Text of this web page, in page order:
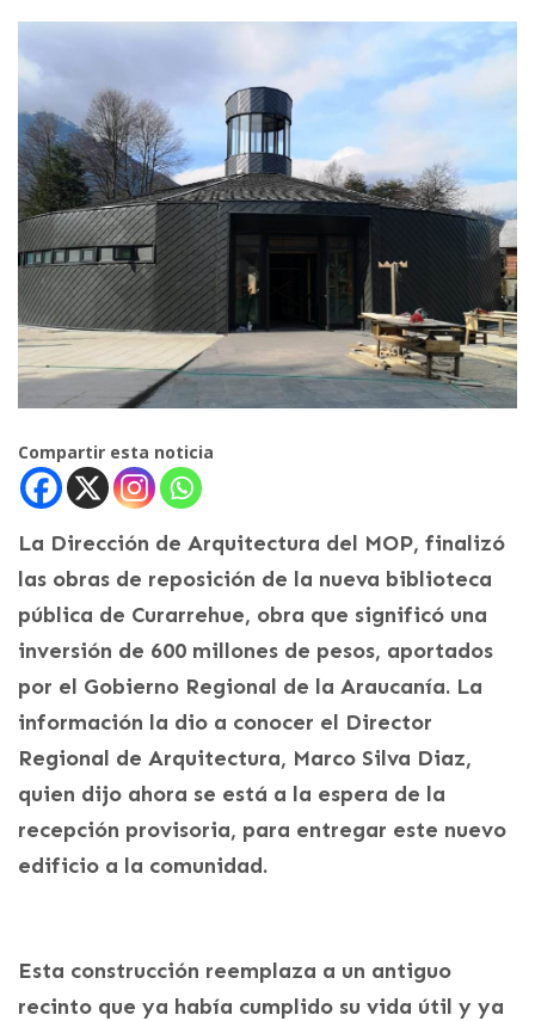
Compartir esta noticia
La Dirección de Arquitectura del MOP, finalizó
las obras de reposición de la nueva biblioteca
pública de Curarrehue, obra que significó una
inversión de 600 millones de pesos, aportados
por el Gobierno Regional de la Araucanía. La
información la dio a conocer el Director
Regional de Arquitectura, Marco Silva Diaz,
quien dijo ahora se está a la espera de la
recepción provisoria, para entregar este nuevo
edificio a la comunidad.
Esta construcción reemplaza a un antiguo
recinto que ya había cumplido su vida útil y ya